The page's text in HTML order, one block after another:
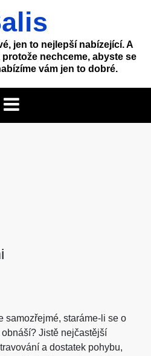
jen to nejlepší nabízející. A
nechceme, abyste se
vám jen to dobré.
samozřejmé, staráme-li se o
Jistě nejčastější
a dostatek pohybu,